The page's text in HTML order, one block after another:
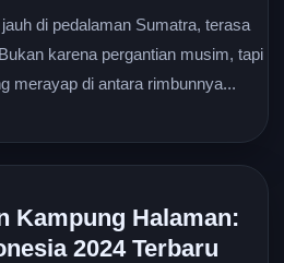
di pedalaman Sumatra, terasa
karena pergantian musim, tapi
merayap di antara rimbunnya...
Kampung Halaman:
2024 Terbaru